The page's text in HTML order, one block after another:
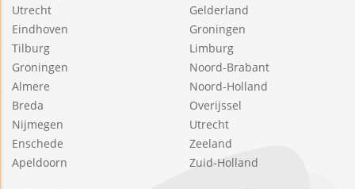
Utrecht
Eindhoven
Tilburg
Groningen
Almere
Breda
Nijmegen
Enschede
Apeldoorn
Gelderland
Groningen
Limburg
Noord-Brabant
Noord-Holland
Overijssel
Utrecht
Zeeland
Zuid-Holland